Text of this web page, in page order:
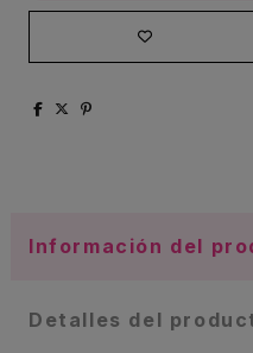
Información del
Detalles del